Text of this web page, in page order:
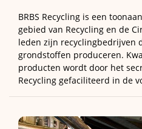
BRBS Recycling is een
gebied van Recycling en de
leden zijn recyclingbedrijven
grondstoffen produceren.
producten wordt door het
Recycling gefaciliteerd in de